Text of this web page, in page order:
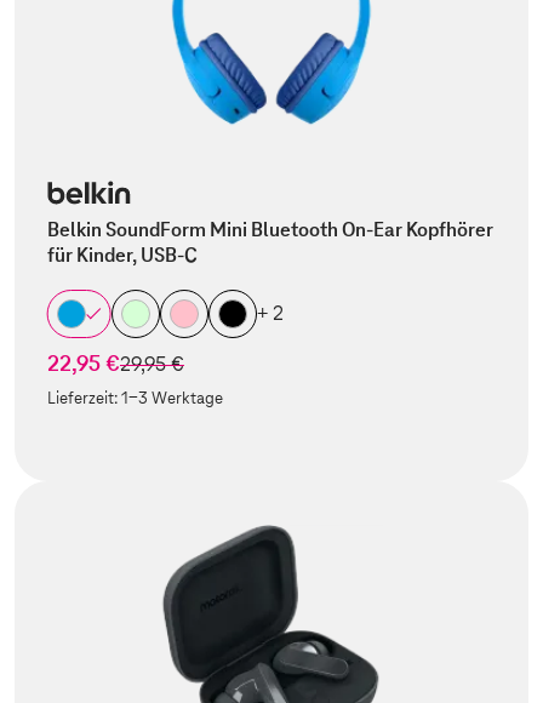
Belkin SoundForm Mini Bluetooth On-Ear Kopfhörer
für Kinder, USB-C
+ 2
22,95 €statt
29,95 €
Lieferzeit:1-3 Werktage